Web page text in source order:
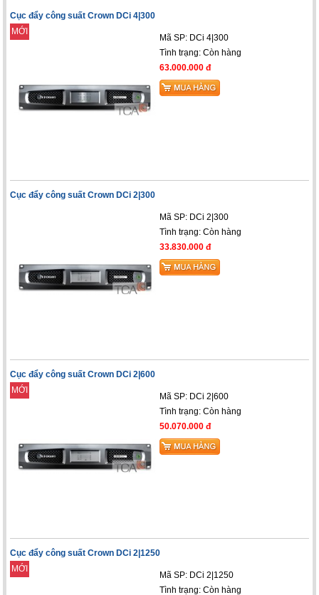
Cục đẩy công suất Crown DCi 4|300
MỚI
Mã SP: DCi 4|300
Tình trạng: Còn hàng
63.000.000 đ
Cục đẩy công suất Crown DCi 2|300
Mã SP: DCi 2|300
Tình trạng: Còn hàng
33.830.000 đ
Cục đẩy công suất Crown DCi 2|600
MỚI
Mã SP: DCi 2|600
Tình trạng: Còn hàng
50.070.000 đ
Cục đẩy công suất Crown DCi 2|1250
MỚI
Mã SP: DCi 2|1250
Tình trạng: Còn hàng